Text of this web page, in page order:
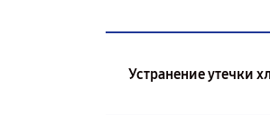
Устранение утечки